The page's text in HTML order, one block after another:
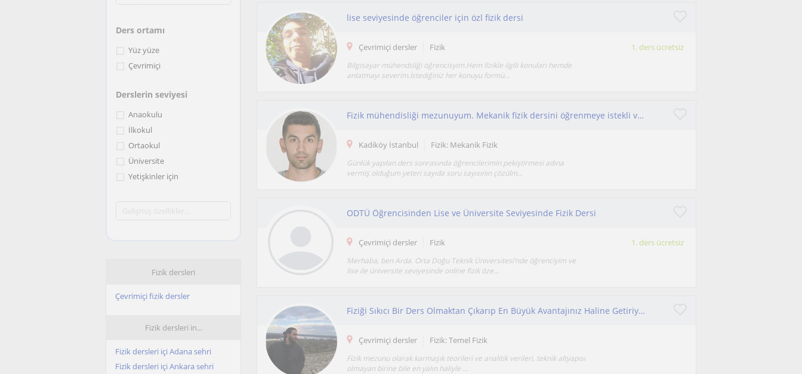
Ders ortamı
Yüz yüze
Çevrimiçi
Derslerin seviyesi
Anaokulu
İlkokul
Ortaokul
Üniversite
Yetişkinler için
Fizik dersleri
Çevrimiçi fizik dersler
Fizik dersleri in...
Fizik dersleri içi Adana sehri
Fizik dersleri içi Ankara sehri
lise seviyesinde öğrenciler için özl fizik dersi
Çevrimiçi dersler Fizik 1. ders ücretsiz
Bilgisayar mühendsliği öğrencisyim.Hem fizikle ilgili konuları hemde
anlatmayı severim.İstediğiniz her konuyu formü...
Fizik mühendisliği mezunuyum. Mekanik fizik dersini öğrenmeye istekli ve bu istikrarı koruyan kişilerle çalışmak isterim
Kadiköy İstanbul Fizik: Mekanik Fizik
Günlük yapılan ders sonrasında öğrencilerimin pekiştirmesi adına
vermiş olduğum yeteri sayıda soru sayısının çözülm...
ODTÜ Öğrencisinden Lise ve Üniversite Seviyesinde Fizik Dersi
Çevrimiçi dersler Fizik 1. ders ücretsiz
Merhaba, ben Arda. Orta Doğu Teknik Üniversitesi’nde öğrenciyim ve
lise ile üniversite seviyesinde online fizik öze...
Fiziği Sıkıcı Bir Ders Olmaktan Çıkarıp En Büyük Avantajınız Haline Getiriyorum.
Çevrimiçi dersler Fizik: Temel Fizik
Fizik mezunu olarak karmaşık teorileri ve analitik verileri, teknik altyapısı
olmayan birine bile en yalın haliyle ...